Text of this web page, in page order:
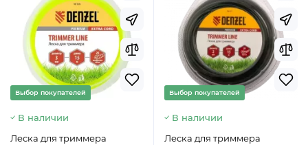
Выбор покупателей
В наличии
Леска для триммера
Выбор покупателей
В наличии
Леска для триммера